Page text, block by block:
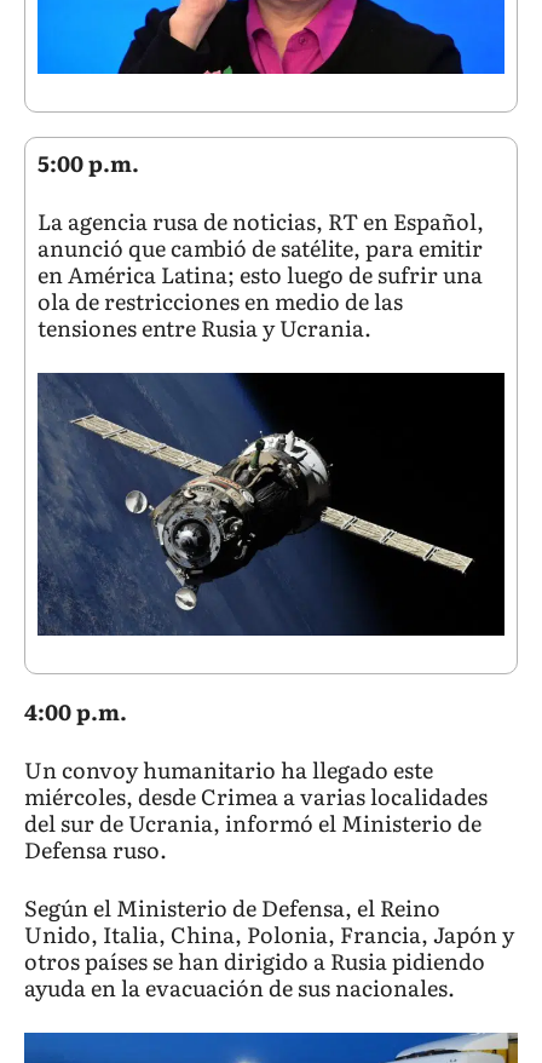
5:00 p.m.
La agencia rusa de noticias, RT en Español,
anunció que cambió de satélite, para emitir
en América Latina; esto luego de sufrir una
ola de restricciones en medio de las
tensiones entre Rusia y Ucrania.
4:00 p.m.
Un convoy humanitario ha llegado este
miércoles, desde Crimea a varias localidades
del sur de Ucrania, informó el Ministerio de
Defensa ruso.
Según el Ministerio de Defensa, el Reino
Unido, Italia, China, Polonia, Francia, Japón y
otros países se han dirigido a Rusia pidiendo
ayuda en la evacuación de sus nacionales.